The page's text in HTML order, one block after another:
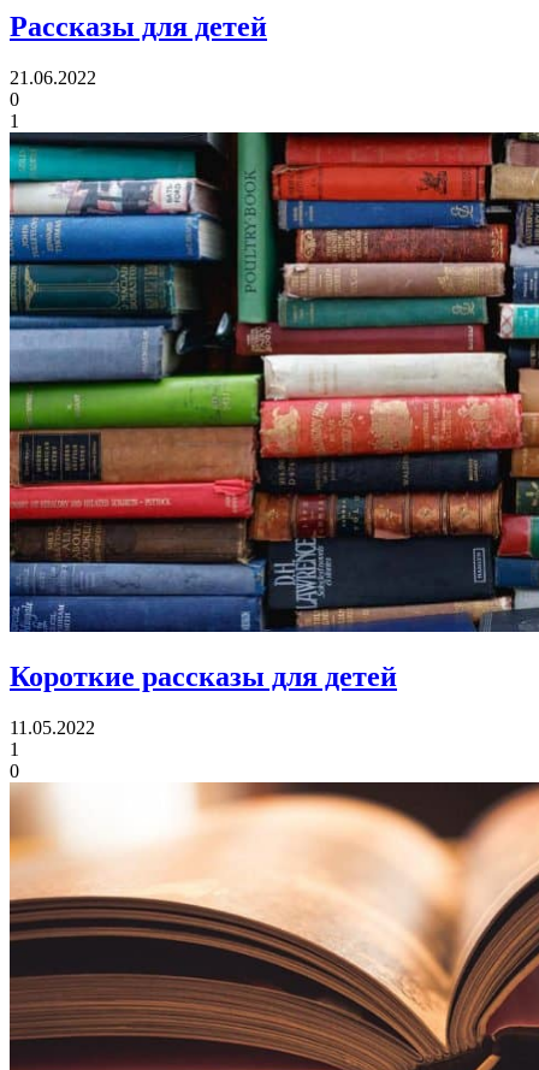
Рассказы для детей
21.06.2022
0
1
Короткие рассказы для детей
11.05.2022
1
0